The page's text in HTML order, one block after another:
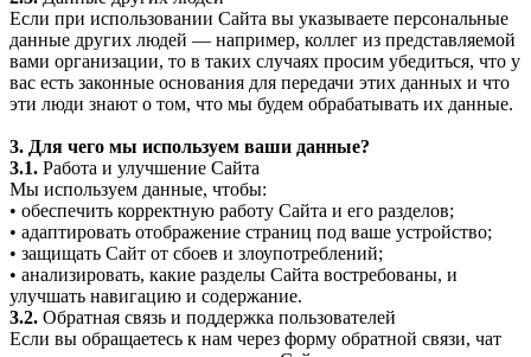
Если при использовании Сайта вы указываете персональные
данные других людей — например, коллег из представляемой
вами организации, то в таких случаях просим убедиться, что у
вас есть законные основания для передачи этих данных и что
эти люди знают о том, что мы будем обрабатывать их данные.
3. Для чего мы используем ваши данные?
3.1. Работа и улучшение Сайта
Мы используем данные, чтобы:
• обеспечить корректную работу Сайта и его разделов;
• адаптировать отображение страниц под ваше устройство;
• защищать Сайт от сбоев и злоупотреблений;
• анализировать, какие разделы Сайта востребованы, и
улучшать навигацию и содержание.
3.2. Обратная связь и поддержка пользователей
Если вы обращаетесь к нам через форму обратной связи, чат